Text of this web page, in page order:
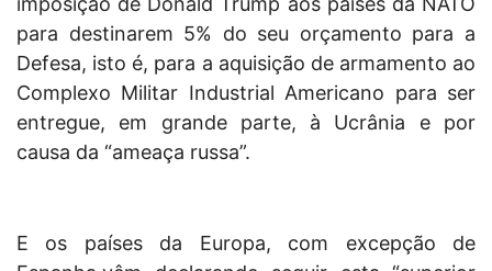
para destinarem 5% do seu orçamento para a
Defesa, isto é, para a aquisição de armamento ao
Complexo Militar Industrial Americano para ser
entregue, em grande parte, à Ucrânia e por
causa da “ameaça russa”.
E os países da Europa, com excepção de